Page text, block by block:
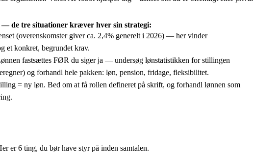
de tre situationer kræver hver sin strategi:
(overenskomster giver ca. 2,4% generelt i 2026) — her vinder
et konkret, begrundet krav.
fastsættes FØR du siger ja — undersøg lønstatistikken for stillingen
og forhandl hele pakken: løn, pension, fridage, fleksibilitet.
= ny løn. Bed om at få rollen defineret på skrift, og forhandl lønnen som
er 6 ting, du bør have styr på inden samtalen.